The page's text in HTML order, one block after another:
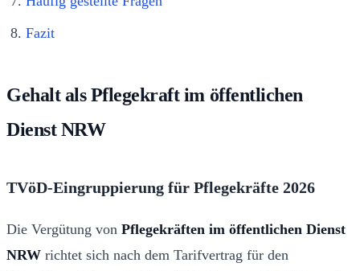
Fazit
Gehalt als Pflegekraft im öffentlichen
Dienst NRW
TVöD-Eingruppierung für Pflegekräfte 2026
Die Vergütung von Pflegekräften im öffentlichen Dienst
NRW richtet sich nach dem Tarifvertrag für den